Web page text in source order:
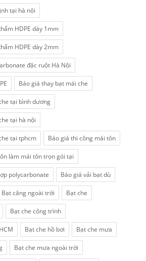
tại hà nội
HDPE dày 1mm
HDPE dày 2mm
đặc ruột Hà Nội
Báo giá thay bạt mái che
tại bình dương
tại hà nội
tại tphcm Báo giá thi công mái tôn
làm mái tôn trọn gói tại
polycarbonate Báo giá vải bạt dù
Bạt căng ngoài trời Bạt che
Bạt che công trình
Bạt che hồ bơi Bạt che mưa
Bạt che mưa ngoài trời